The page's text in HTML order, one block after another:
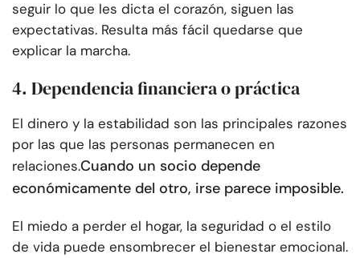
seguir lo que les dicta el corazón, siguen las
expectativas. Resulta más fácil quedarse que
explicar la marcha.
4. Dependencia financiera o práctica
El dinero y la estabilidad son las principales razones
por las que las personas permanecen en
relaciones.Cuando un socio depende
económicamente del otro, irse parece imposible.
El miedo a perder el hogar, la seguridad o el estilo
de vida puede ensombrecer el bienestar emocional.